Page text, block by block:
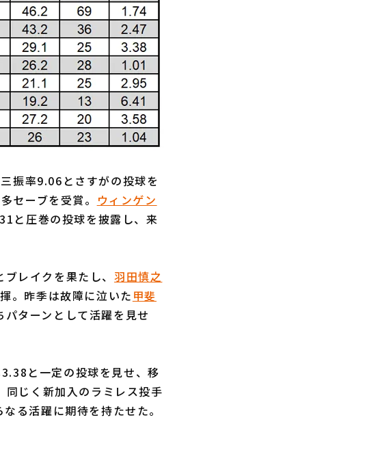
振率9.06とさすがの投球を
セーブを受賞。 ウィンゲン
と圧巻の投球を披露し、来
レイクを果たし、羽田慎之
。昨季は故障に泣いた 甲斐
ターンとして活躍を見せ
と一定の投球を見せ、移
じく新加入のラミレス投手
る活躍に期待を持たせた。